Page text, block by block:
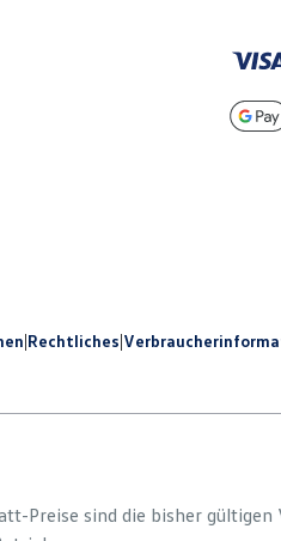
|Rechtliches|
Preise sind die bisher gültigen